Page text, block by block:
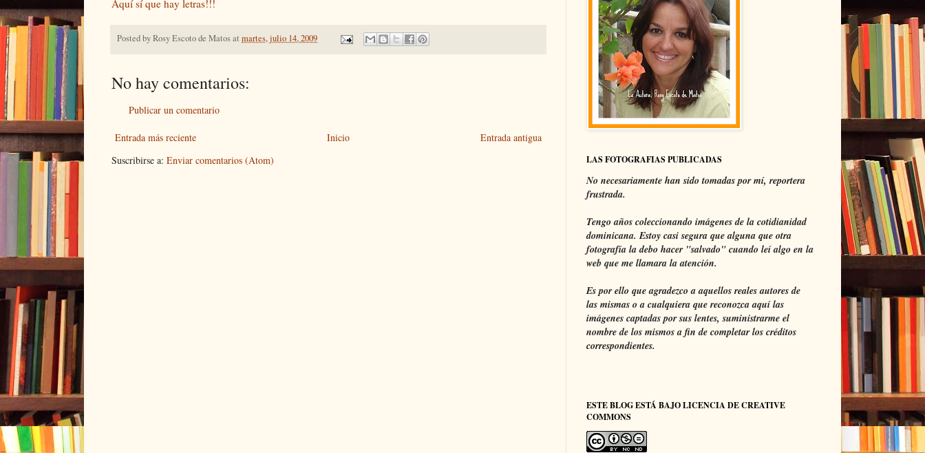
Aquí sí que hay letras!!!
Posted byRosy Escoto de Matosat martes, julio 14, 2009
No hay comentarios:
Publicar un comentario
Entrada más reciente Entrada antigua
Inicio
Suscribirse a: Enviar comentarios (Atom) LAS FOTOGRAFIAS PUBLICADAS
No necesariamente han sido tomadas por mí, reportera
frustrada.
Tengo años coleccionando imágenes de la cotidianidad
dominicana. Estoy casi segura que alguna que otra
fotografía la debo hacer "salvado" cuando leí algo en la
web que me llamara la atención.
Es por ello que agradezco a aquellos reales autores de
las mismas o a cualquiera que reconozca aquí las
imágenes captadas por sus lentes, suministrarme el
nombre de los mismos a fin de completar los créditos
correspondientes.
ESTE BLOG ESTÁ BAJO LICENCIA DE CREATIVE
COMMONS